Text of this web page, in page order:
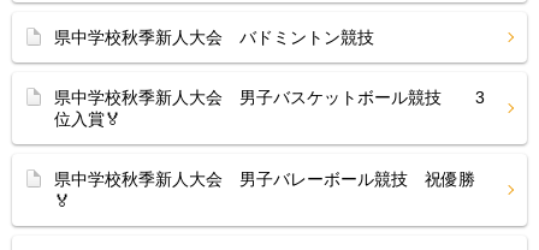
県中学校秋季新人大会 バドミントン競技
県中学校秋季新人大会 男子バスケットボール競技 3
位入賞🏅
県中学校秋季新人大会 男子バレーボール競技 祝優勝
🏅